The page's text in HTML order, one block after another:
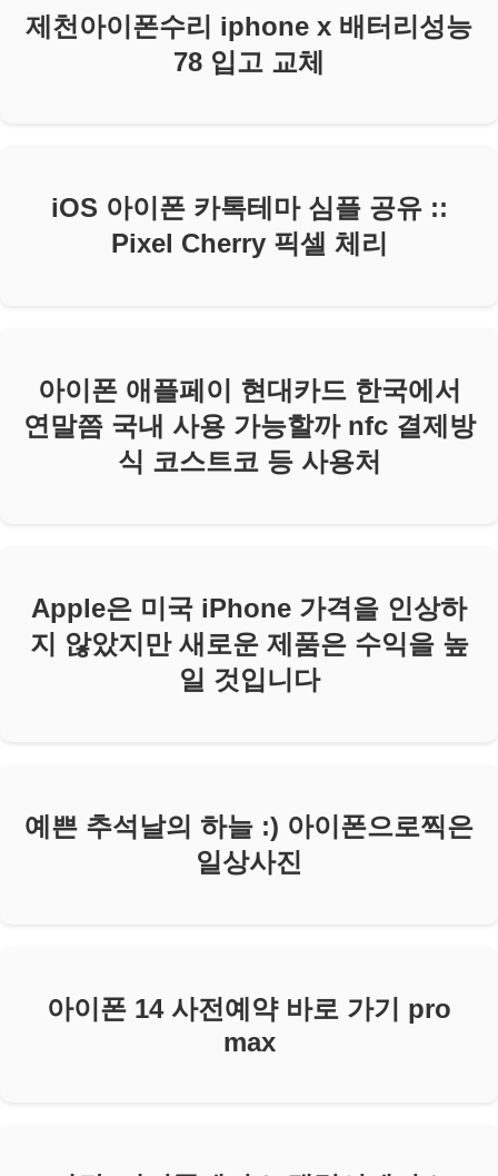
제천아이폰수리 iphone x 배터리성능
78 입고 교체
iOS 아이폰 카톡테마 심플 공유 ::
Pixel Cherry 픽셀 체리
아이폰 애플페이 현대카드 한국에서
연말쯤 국내 사용 가능할까 nfc 결제방
식 코스트코 등 사용처
Apple은 미국 iPhone 가격을 인상하
지 않았지만 새로운 제품은 수익을 높
일 것입니다
예쁜 추석날의 하늘 :) 아이폰으로찍은
일상사진
아이폰 14 사전예약 바로 가기 pro
max